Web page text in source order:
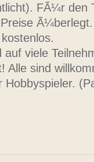
FÃ¼r den
viele
Alle sind